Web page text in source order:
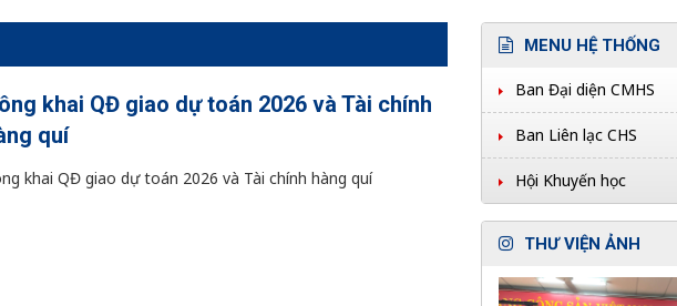
khai QĐ giao dự toán 2026 và Tài chính
quí
khai QĐ giao dự toán 2026 và Tài chính hàng quí
MENU HỆ THỐNG
Ban Đại diện CMHS
Ban Liên lạc CHS
Hội Khuyến học
THƯ VIỆN ẢNH